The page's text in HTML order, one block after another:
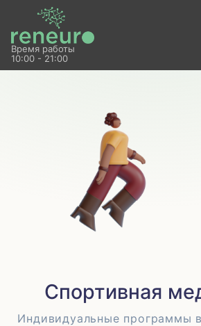
Время работы
10:00 - 21:00
Спортивная
Индивидуальные программы